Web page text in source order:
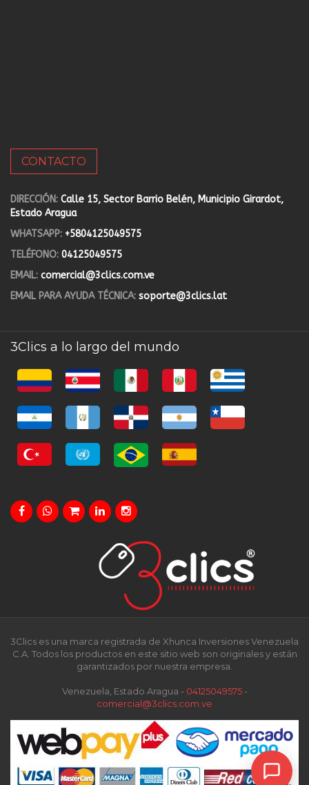
CONTACTO
DIRECCIÓN: Calle 15, Sector Barrio Belén, Municipio Girardot,
Estado Aragua
WHATSAPP: +5804125049575
TELÉFONO: 04125049575
EMAIL: comercial@3clics.com.ve
EMAIL PARA AYUDA TÉCNICA: soporte@3clics.lat
3Clics a lo largo del mundo
3Clics es una marca registrada de Xhunca Inversiones Venezuela
C.A. Todos los productos en este sitio web son originales y están
garantizados por nuestra empresa.
Venezuela, Estado Aragua - 04125049575-
comercial@3clics.com.ve